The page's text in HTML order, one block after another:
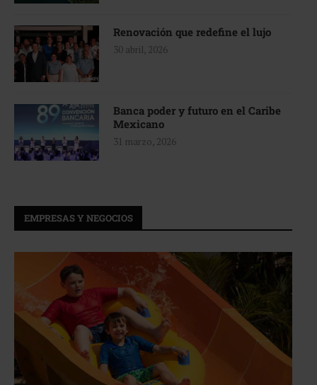
Renovación que redefine el lujo
30 abril, 2026
Banca poder y futuro en el Caribe
Mexicano
31 marzo, 2026
EMPRESAS Y NEGOCIOS